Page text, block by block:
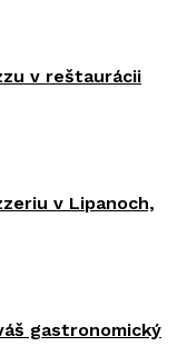
v reštaurácii
v Lipanoch,
gastronomický